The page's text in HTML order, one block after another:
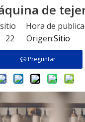
de
Hora de
22 Origen:Sitio
Preguntar